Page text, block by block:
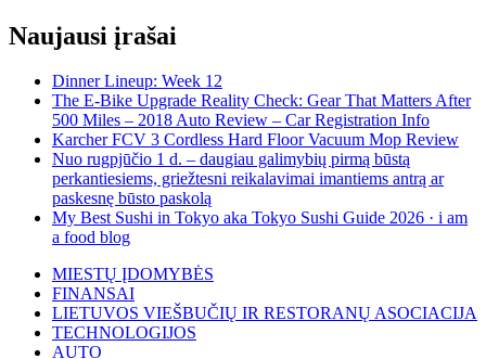
Naujausi įrašai
Dinner Lineup: Week 12
The E-Bike Upgrade Reality Check: Gear That Matters After
500 Miles – 2018 Auto Review – Car Registration Info
Karcher FCV 3 Cordless Hard Floor Vacuum Mop Review
Nuo rugpjūčio 1 d. – daugiau galimybių pirmą būstą
perkantiesiems, griežtesni reikalavimai imantiems antrą ar
paskesnę būsto paskolą
My Best Sushi in Tokyo aka Tokyo Sushi Guide 2026 · i am
a food blog
MIESTŲ ĮDOMYBĖS
FINANSAI
LIETUVOS VIEŠBUČIŲ IR RESTORANŲ ASOCIACIJA
TECHNOLOGIJOS
AUTO